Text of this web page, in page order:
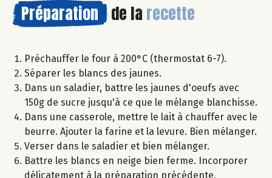
Préparation de la recette
Préchauffer le four à 200°C (thermostat 6-7).
Séparer les blancs des jaunes.
Dans un saladier, battre les jaunes d'oeufs avec
150g de sucre jusqu'à ce que le mélange blanchisse.
Dans une casserole, mettre le lait à chauffer avec le
beurre. Ajouter la farine et la levure. Bien mélanger.
Verser dans le saladier et bien mélanger.
Battre les blancs en neige bien ferme. Incorporer
délicatement à la préparation précédente.